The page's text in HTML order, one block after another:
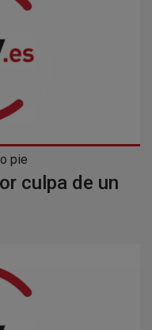
pie
culpa de un